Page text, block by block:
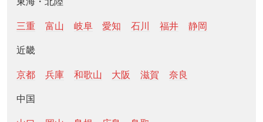
三重 富山 岐阜 愛知 石川 福井 静岡
近畿
京都 兵庫 和歌山 大阪 滋賀 奈良
中国